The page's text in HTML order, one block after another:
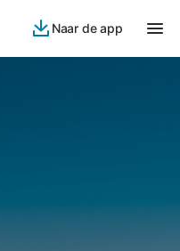
Naar de app